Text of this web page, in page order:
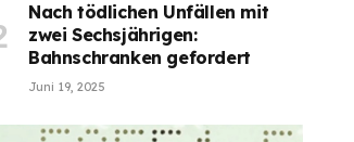
Nach tödlichen Unfällen mit
zwei Sechsjährigen:
Bahnschranken gefordert
Juni 19, 2025